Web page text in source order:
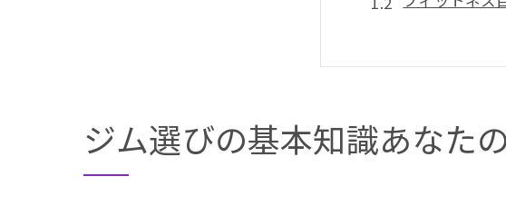
ジムの種類と
ライフスタイ
成功するジム
初心者必見ジムを
ジム選びの基本知識あなた